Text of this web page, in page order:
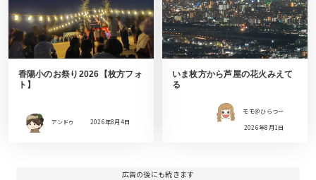
香陽小のお祭り2026【枚方フォ
ト】
アンドゥ 2026年8月4日
いま枚方から芦屋の花火みえて
る
モモ＠ひらつー
2026年8月1日
広告の後にも続きます